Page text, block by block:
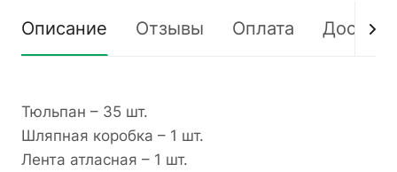
Описание Отзывы Оплата
Тюльпан – 35 шт.
Шляпная коробка – 1 шт.
Лента атласная – 1 шт.